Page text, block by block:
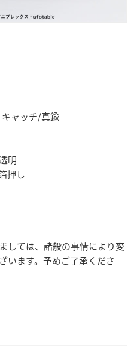
ャッチ/真鍮
明
押し
しては、諸般の事情により変
います。予めご了承くださ